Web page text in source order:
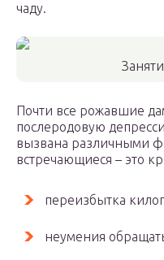
чаду.
Почти все рожавшие
послеродовую
вызвана различными
встречающиеся – это
переизбытка
неумения